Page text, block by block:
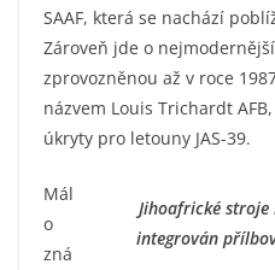
SAAF, která se nachází
Zároveň jde o
zprovozněnou až v roce
názvem Louis Trichardt
úkryty pro letouny JAS-39.
Jihoafrické
integrován
Mál
o
zná